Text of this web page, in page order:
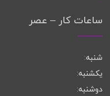
ساعات کار – عصر
شنبه:
یکشنبه:
دوشنبه: